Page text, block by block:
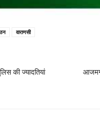
वाराणसी
की ज्यादतियां